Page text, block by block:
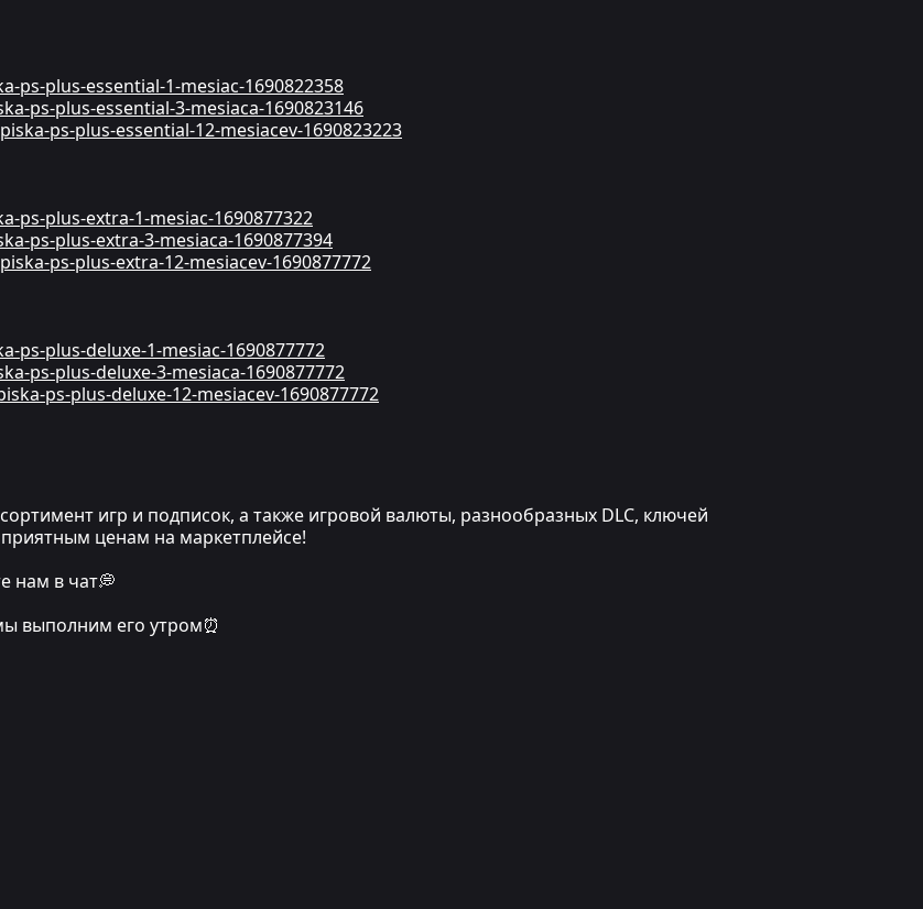
plus-essential-1-mesiac-1690822358
ps-plus-essential-3-mesiaca-1690823146
ps-plus-essential-12-mesiacev-1690823223
plus-extra-1-mesiac-1690877322
ps-plus-extra-3-mesiaca-1690877394
ps-plus-extra-12-mesiacev-1690877772
plus-deluxe-1-mesiac-1690877772
ps-plus-deluxe-3-mesiaca-1690877772
ps-plus-deluxe-12-mesiacev-1690877772
игр и подписок, а также игровой валюты, разнообразных DLC, ключей
ценам на маркетплейсе!
нам в чат💭
выполним его утром⏰